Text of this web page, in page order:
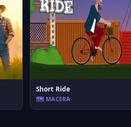
Short Ride
🗺️ MACERA